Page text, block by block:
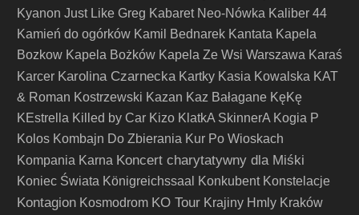
Kyanon Just Like Greg Kabaret Neo-Nówka Kaliber 44
Kamień do ogórków Kamil Bednarek Kantata Kapela
Bozkow Kapela Bożków Kapela Ze Wsi Warszawa Karaś
Karcer Karolina Czarnecka Kartky Kasia Kowalska KAT
& Roman Kostrzewski Kazan Kaz Bałagane KęKę
KEstrella Killed by Car Kizo KlatkA SkinnerA Kogia P
Kolos Kombajn Do Zbierania Kur Po Wioskach
Kompania Karna Koncert charytatywny dla Miśki
Koniec Świata Königreichssaal Konkubent Konstelacje
Kontagion Kosmodrom KO Tour Krajiny Hmly Kraków